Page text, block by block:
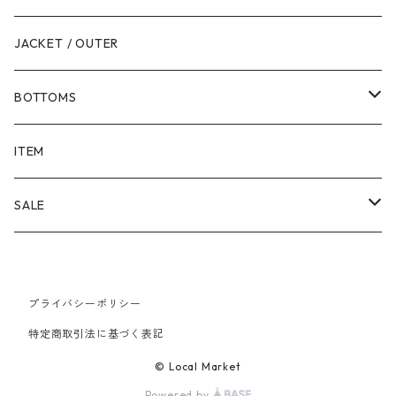
JACKET / OUTER
BOTTOMS
SHORTS
PANTS
ITEM
SALE
PANTS
プライバシーポリシー
特定商取引法に基づく表記
© Local Market